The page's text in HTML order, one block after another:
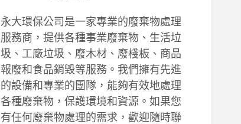
永大環保公司是一家專業的廢棄物處理
服務商，提供各種事業廢棄物、生活垃
圾、工廠垃圾、廢木材、廢棧板、商品
報廢和食品銷毀等服務。我們擁有先進
的設備和專業的團隊，能夠有效地處理
各種廢棄物，保護環境和資源。如果您
有任何廢棄物處理的需求，歡迎隨時聯